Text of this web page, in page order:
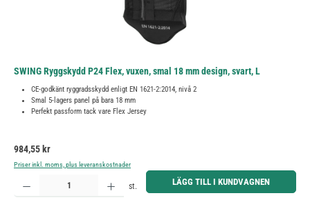
SWING Ryggskydd P24 Flex, vuxen, smal 18 mm design, svart, L
CE-godkänt ryggradsskydd enligt EN 1621-2:2014, nivå 2
Smal 5-lagers panel på bara 18 mm
Perfekt passform tack vare Flex Jersey
Ordinarie pris:
984,55 kr
Priser inkl. moms, plus leveranskostnader
Produktkvantitet: Ange önskat belopp eller använd knapparna för att öka eller minska kvantiteten.
st. LÄGG TILL I KUNDVAGNEN